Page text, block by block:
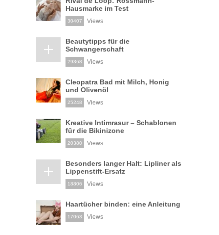
Hausmarke im Test
30407 Views
Beautytipps für die
Schwangerschaft
29368 Views
Cleopatra Bad mit Milch, Honig
und Olivenöl
25248 Views
Kreative Intimrasur – Schablonen
für die Bikinizone
20380 Views
Besonders langer Halt: Lipliner als
Lippenstift-Ersatz
18806 Views
Haartücher binden: eine Anleitung
17063 Views